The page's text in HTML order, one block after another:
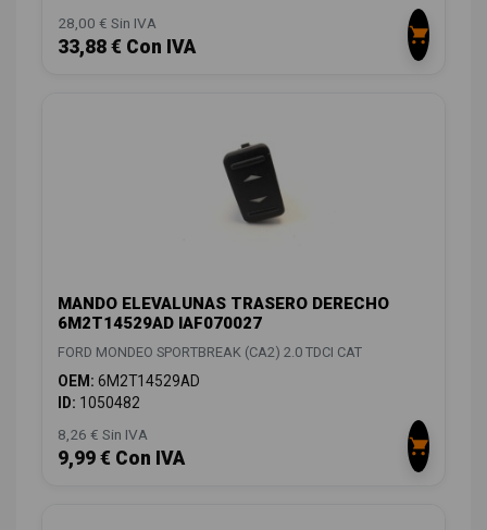
28,00 € Sin IVA
33,88 € Con IVA
MANDO ELEVALUNAS TRASERO DERECHO
6M2T14529AD IAF070027
FORD MONDEO SPORTBREAK (CA2) 2.0 TDCI CAT
OEM: 6M2T14529AD
ID: 1050482
8,26 € Sin IVA
9,99 € Con IVA